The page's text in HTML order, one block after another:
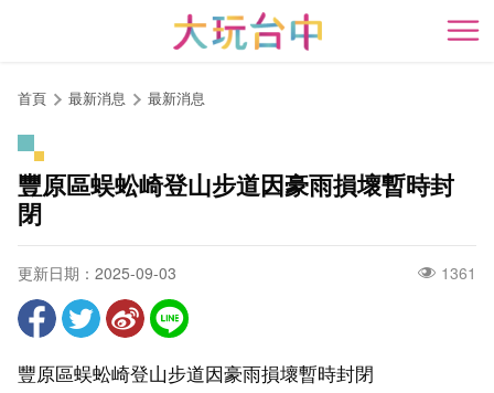
開
首頁 最新消息 最新消息
豐原區蜈蚣崎登山步道因豪雨損壞暫時封
閉
更新日期：2025-09-03 1361
豐原區蜈蚣崎登山步道因豪雨損壞暫時封閉